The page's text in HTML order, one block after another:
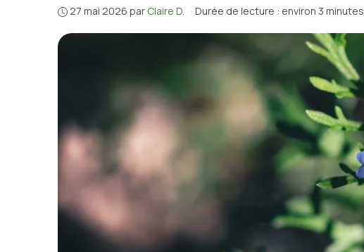
27 mai 2026 par Claire D. · Durée de lecture : environ 3 minutes